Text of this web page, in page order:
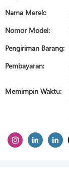
Nama Merek:
Nomor Model:
Pengiriman Barang:
Pembayaran:
Memimpin Waktu: